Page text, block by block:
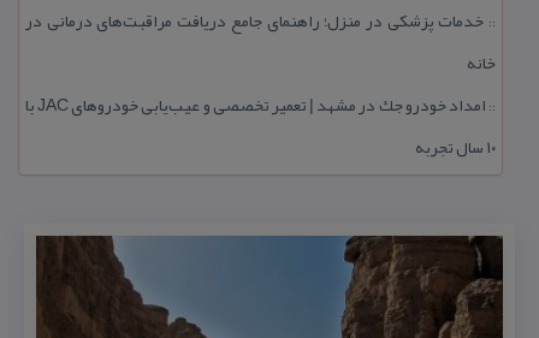
:: خدمات پزشكی در منزل؛ راهنمای جامع دریافت مراقبت‌های درمانی در
خانه
::
امداد خودرو جك در مشهد | تعمیر تخصصی و عیب‌یابی خودروهای JAC با
۱۰ سال تجربه